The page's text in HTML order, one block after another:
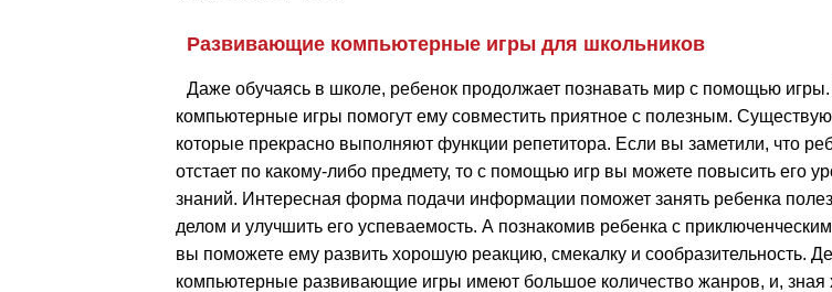
Развивающие компьютерные игры для школьников
Даже обучаясь в школе, ребенок продолжает познавать мир с помощью
компьютерные игры помогут ему совместить приятное с полезным.
которые прекрасно выполняют функции репетитора. Если вы заметили, что
отстает по какому-либо предмету, то с помощью игр вы можете повысить его
знаний. Интересная форма подачи информации поможет занять ребенка
делом и улучшить его успеваемость. А познакомив ребенка с
вы поможете ему развить хорошую реакцию, смекалку и сообразительность.
компьютерные развивающие игры имеют большое количество жанров, и, зная